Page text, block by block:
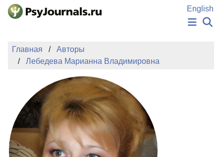
Перейти к основному содержанию
English
ИЗДАНИЯ
АВТОРЫ
ПОДАТЬ РУКОПИСЬ
БАЗА ЗНАНИЙ
КЛЮЧЕВЫЕ СЛОВА
Регистрация
Главная
Авторы
Лебедева Марианна Владимировна